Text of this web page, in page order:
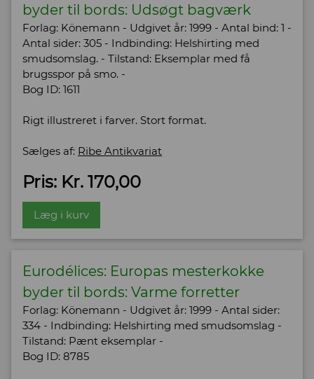
byder til bords: Udsøgt bagværk
Forlag: Könemann - Udgivet år: 1999 - Antal bind: 1 -
Antal sider: 305 - Indbinding: Helshirting med
smudsomslag. - Tilstand: Eksemplar med få
brugsspor på smo. -
Bog ID: 1611
Rigt illustreret i farver. Stort format.
Sælges af: Ribe Antikvariat
Pris: Kr. 170,00
Læg i kurv
Eurodélices: Europas mesterkokke
byder til bords: Varme forretter
Forlag: Könemann - Udgivet år: 1999 - Antal sider:
334 - Indbinding: Helshirting med smudsomslag -
Tilstand: Pænt eksemplar -
Bog ID: 8785